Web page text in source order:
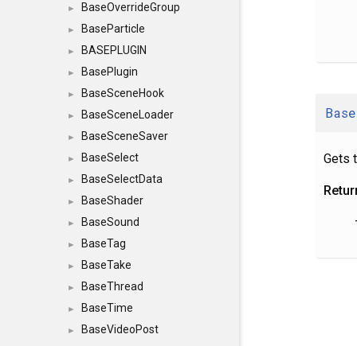
► BaseOverrideGroup
► BaseParticle
► BASEPLUGIN
► BasePlugin
► BaseSceneHook
► BaseSceneLoader
► BaseSceneSaver
► BaseSelect
► BaseSelectData
► BaseShader
► BaseSound
► BaseTag
► BaseTake
► BaseThread
► BaseTime
►
BaseVideoPost
Gets